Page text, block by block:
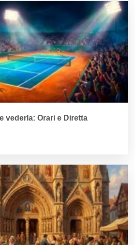
vederla: Orari e Diretta